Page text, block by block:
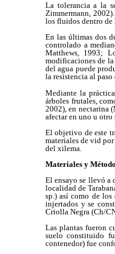
La tolerancia a la
Zimmermann,
los fluidos dentro de
En las últimas dos
controlado a
Matthews, 1993;
modificaciones de
del agua puede
la resistencia al
Mediante la
árboles frutales,
2002), en nectarina
afectar en uno u
El objetivo de este
materiales de vid
del xilema.
Materiales y
El ensayo se llevó a
localidad de
sp.) así como de
injertados y se
Criolla Negra (Ch/
Las plantas fueron
suelo constituido
contenedor) fue